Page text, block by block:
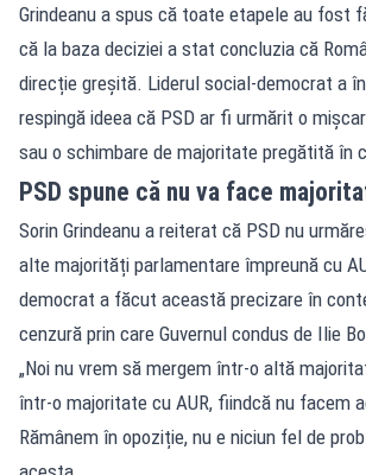
Grindeanu a spus că toate etapele au fost
că la baza deciziei a stat concluzia că
direcție greșită. Liderul social-democrat a
respingă ideea că PSD ar fi urmărit o
sau o schimbare de majoritate pregătită în
PSD spune că nu va face
Sorin Grindeanu a reiterat că PSD nu
alte majorități parlamentare împreună cu
democrat a făcut această precizare în
cenzură prin care Guvernul condus de Ilie
„Noi nu vrem să mergem într-o altă
într-o majoritate cu AUR, fiindcă nu facem
Rămânem în opoziție, nu e niciun fel de